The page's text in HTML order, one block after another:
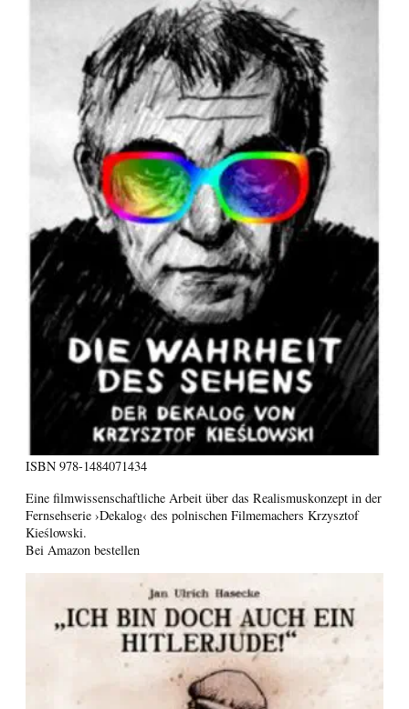
ISBN 978-1484071434
Eine filmwissenschaftliche Arbeit über das Realismuskonzept in der
Fernsehserie ›Dekalog‹ des polnischen Filmemachers Krzysztof
Kieślowski.
Bei Amazon bestellen